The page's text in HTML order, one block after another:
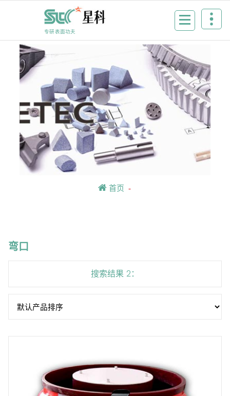
专研表面功夫
首页 -
弯口
搜索结果 2：